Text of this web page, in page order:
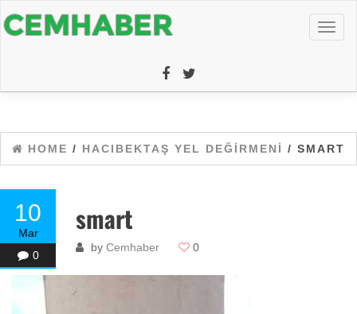
HOME / HACIBEKTAŞ YEL DEĞIRMENI / SMART
10
Mar
0
smart
by Cemhaber 0